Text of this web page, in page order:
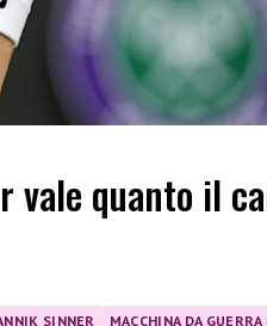
vale quanto il
SINNER MACCHINA DA